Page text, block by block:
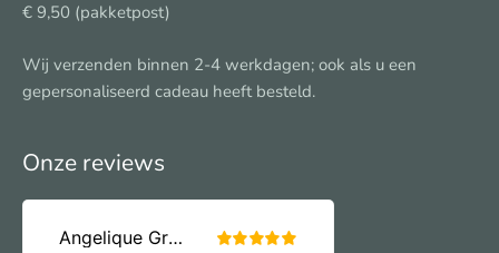
€ 9,50 (pakketpost)
Wij verzenden binnen 2-4 werkdagen; ook als u een
gepersonaliseerd cadeau heeft besteld.
Onze reviews